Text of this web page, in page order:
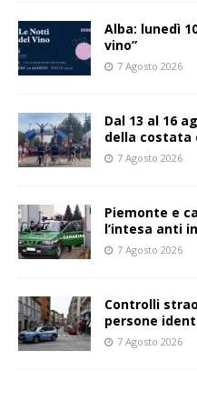
Alba: lunedì
vino”
7 Agosto 2026
Dal 13 al 16
della costata
7 Agosto 2026
Piemonte e
l’intesa anti
7 Agosto 2026
Controlli
persone
7 Agosto 2026